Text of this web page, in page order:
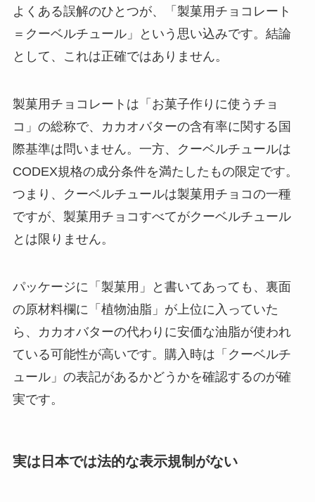
よくある誤解のひとつが、「製菓用チョコレート
＝クーベルチュール」という思い込みです。結論
として、これは正確ではありません。
製菓用チョコレートは「お菓子作りに使うチョ
コ」の総称で、カカオバターの含有率に関する国
際基準は問いません。一方、クーベルチュールは
CODEX規格の成分条件を満たしたもの限定です。
つまり、クーベルチュールは製菓用チョコの一種
ですが、製菓用チョコすべてがクーベルチュール
とは限りません。
パッケージに「製菓用」と書いてあっても、裏面
の原材料欄に「植物油脂」が上位に入っていた
ら、カカオバターの代わりに安価な油脂が使われ
ている可能性が高いです。購入時は「クーベルチ
ュール」の表記があるかどうかを確認するのが確
実です。
実は日本では法的な表示規制がない